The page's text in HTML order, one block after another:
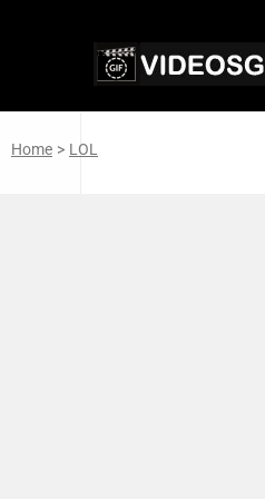
Home > LOL